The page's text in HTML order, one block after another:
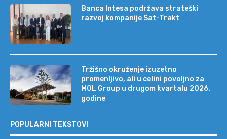
Banca Intesa podržava strateški
razvoj kompanije Sat-Trakt
Tržišno okruženje izuzetno
promenljivo, ali u celini povoljno za
MOL Group u drugom kvartalu 2026.
godine
POPULARNI TEKSTOVI